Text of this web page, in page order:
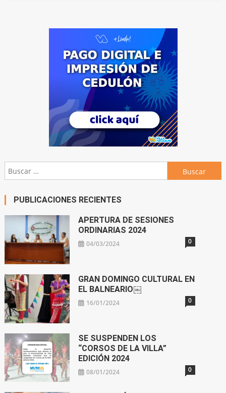
Buscar:
PUBLICACIONES RECIENTES
APERTURA DE SESIONES
ORDINARIAS 2024
04/03/2024 0
GRAN DOMINGO CULTURAL EN
EL BALNEARIO￼
16/01/2024 0
SE SUSPENDEN LOS
“CORSOS DE LA VILLA”
EDICIÓN 2024
08/01/2024 0